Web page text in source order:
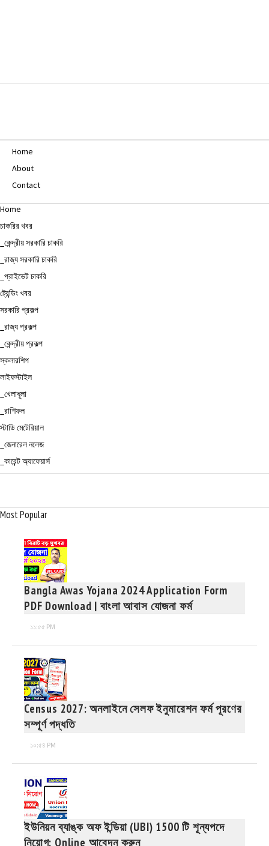
Home
About
Contact
Home
চাকরির খবর
_কেন্দ্রীয় সরকারি চাকরি
_রাজ্য সরকারি চাকরি
_প্রাইভেট চাকরি
ট্রেন্ডিং খবর
সরকারি প্রকল্প
_রাজ্য প্রকল্প
_কেন্দ্রীয় প্রকল্প
স্কলারশিপ
লাইফস্টাইল
_খেলাধূলা
_রাশিফল
স্টাডি মেটেরিয়াল
_জেনারেল নলেজ
_কারেন্ট অ্যাফেয়ার্স
Most Popular
Bangla Awas Yojana 2024 Application Form
PDF Download | বাংলা আবাস যোজনা ফর্ম
১১:৫৫ PM
Census 2027: অনলাইনে সেলফ ইনুমারেশন ফর্ম পূরণের
সম্পূর্ণ পদ্ধতি
১০:৫৪ PM
ইউনিয়ন ব্যাঙ্ক অফ ইন্ডিয়া (UBI) 1500 টি শূন্যপদে
নিয়োগ: Online আবেদন করুন